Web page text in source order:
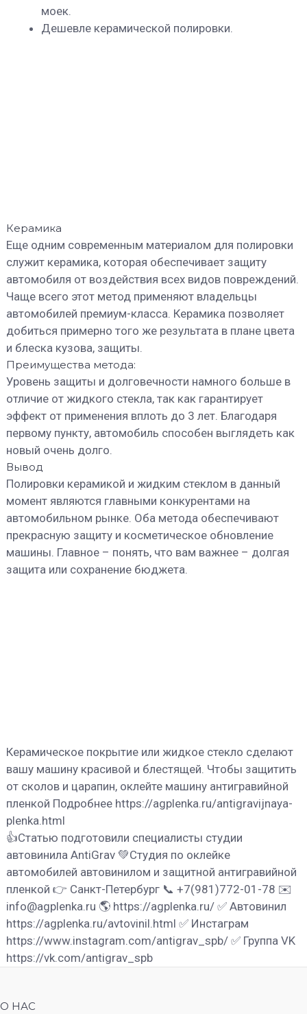
моек.
Дешевле керамической полировки.
Керамика
Еще одним современным материалом для полировки
служит керамика, которая обеспечивает защиту
автомобиля от воздействия всех видов повреждений.
Чаще всего этот метод применяют владельцы
автомобилей премиум-класса. Керамика позволяет
добиться примерно того же результата в плане цвета
и блеска кузова, защиты.
Преимущества метода:
Уровень защиты и долговечности намного больше в
отличие от жидкого стекла, так как гарантирует
эффект от применения вплоть до 3 лет. Благодаря
первому пункту, автомобиль способен выглядеть как
новый очень долго.
Вывод
Полировки керамикой и жидким стеклом в данный
момент являются главными конкурентами на
автомобильном рынке. Оба метода обеспечивают
прекрасную защиту и косметическое обновление
машины. Главное – понять, что вам важнее – долгая
защита или сохранение бюджета.
Керамическое покрытие или жидкое стекло сделают
вашу машину красивой и блестящей. Чтобы защитить
от сколов и царапин, оклейте машину антигравийной
пленкой Подробнее https://agplenka.ru/antigravijnaya-
plenka.html
👍Статью подготовили специалисты студии
автовинила AntiGrav 💚Студия по оклейке
автомобилей автовинилом и защитной антигравийной
пленкой 👉 Санкт-Петербург 📞 +7(981)772-01-78 ✉️
info@agplenka.ru 🌎 https://agplenka.ru/ ✅ Автовинил
https://agplenka.ru/avtovinil.html ✅ Инстаграм
https://www.instagram.com/antigrav_spb/ ✅ Группа VK
https://vk.com/antigrav_spb
О НАС